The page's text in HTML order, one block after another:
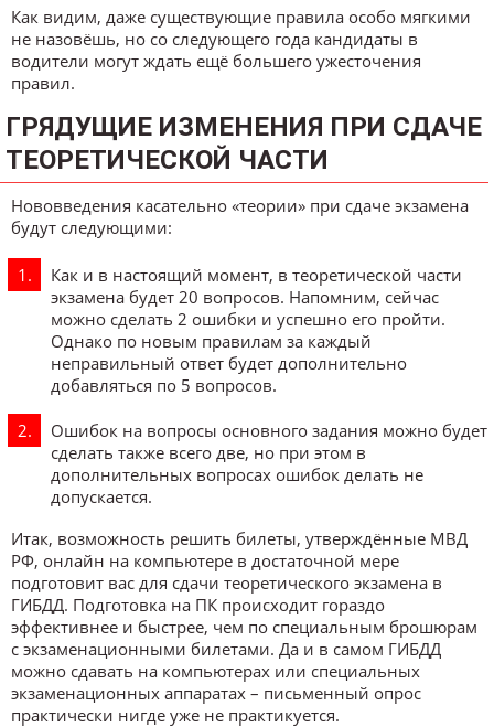
Как видим, даже существующие правила особо мягкими
не назовёшь, но со следующего года кандидаты в
водители могут ждать ещё большего ужесточения
правил.
ГРЯДУЩИЕ ИЗМЕНЕНИЯ ПРИ СДАЧЕ
ТЕОРЕТИЧЕСКОЙ ЧАСТИ
Нововведения касательно «теории» при сдаче экзамена
будут следующими:
Как и в настоящий момент, в теоретической части
экзамена будет 20 вопросов. Напомним, сейчас
можно сделать 2 ошибки и успешно его пройти.
Однако по новым правилам за каждый
неправильный ответ будет дополнительно
добавляться по 5 вопросов.
Ошибок на вопросы основного задания можно будет
сделать также всего две, но при этом в
дополнительных вопросах ошибок делать не
допускается.
Итак, возможность решить билеты, утверждённые МВД
РФ, онлайн на компьютере в достаточной мере
подготовит вас для сдачи теоретического экзамена в
ГИБДД. Подготовка на ПК происходит гораздо
эффективнее и быстрее, чем по специальным брошюрам
с экзаменационными билетами. Да и в самом ГИБДД
можно сдавать на компьютерах или специальных
экзаменационных аппаратах – письменный опрос
практически нигде уже не практикуется.